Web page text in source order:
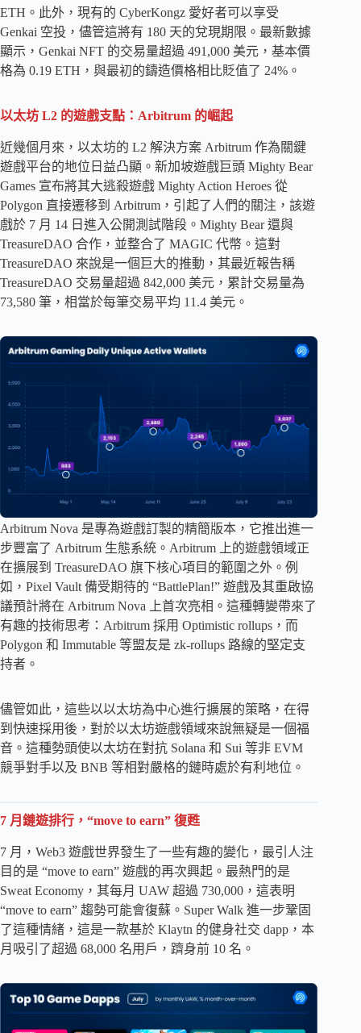
ETH。此外，現有的 Cyber​​Kongz 愛好者可以享受
Genkai 空投，儘管這將有 180 天的兌現期限。最新數據
顯示，Genkai NFT 的交易量超過 491,000 美元，基本價
格為 0.19 ETH，與最初的鑄造價格相比貶值了 24%。
以太坊 L2 的遊戲支點：Arbitrum 的崛起
近幾個月來，以太坊的 L2 解決方案 Arbitrum 作為關鍵
遊戲平台的地位日益凸顯。新加坡遊戲巨頭 Mighty Bear
Games 宣布將其大逃殺遊戲 Mighty Action Heroes 從
Polygon 直接遷移到 Arbitrum，引起了人們的關注，該遊
戲於 7 月 14 日進入公開測試階段。Mighty Bear 還與
TreasureDAO 合作，並整合了 MAGIC 代幣。這對
TreasureDAO 來說是一個巨大的推動，其最近報告稱
TreasureDAO 交易量超過 842,000 美元，累計交易量為
73,580 筆，相當於每筆交易平均 11.4 美元。
Arbitrum Nova 是專為遊戲訂製的精簡版本，它推出進一
步豐富了 Arbitrum 生態系統。Arbitrum 上的遊戲領域正
在擴展到 TreasureDAO 旗下核心項目的範圍之外。例
如，Pixel Vault 備受期待的 “BattlePlan!” 遊戲及其重啟協
議預計將在 Arbitrum Nova 上首次亮相。這種轉變帶來了
有趣的技術思考：Arbitrum 採用 Optimistic rollups，而
Polygon 和 Immutable 等盟友是 zk-rollups 路線的堅定支
持者。
儘管如此，這些以以太坊為中心進行擴展的策略，在得
到快速採用後，對於以太坊遊戲領域來說無疑是一個福
音。這種勢頭使以太坊在對抗 Solana 和 Sui 等非 EVM
競爭對手以及 BNB 等相對嚴格的鏈時處於有利地位。
7 月鏈遊排行，“move to earn” 復甦
7 月，Web3 遊戲世界發生了一些有趣的變化，最引人注
目的是 “move to earn” 遊戲的再次興起。最熱門的是
Sweat Economy，其每月 UAW 超過 730,000，這表明
“move to earn” 趨勢可能會復蘇。Super Walk 進一步鞏固
了這種情緒，這是一款基於 Klaytn 的健身社交 dapp，本
月吸引了超過 68,000 名用戶，躋身前 10 名。